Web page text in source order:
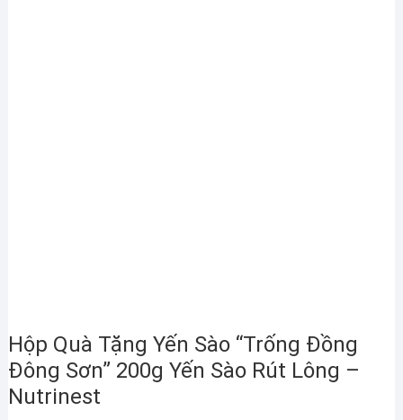
Hộp Quà Tặng Yến Sào “Trống Đồng
Đông Sơn” 200g Yến Sào Rút Lông –
Nutrinest